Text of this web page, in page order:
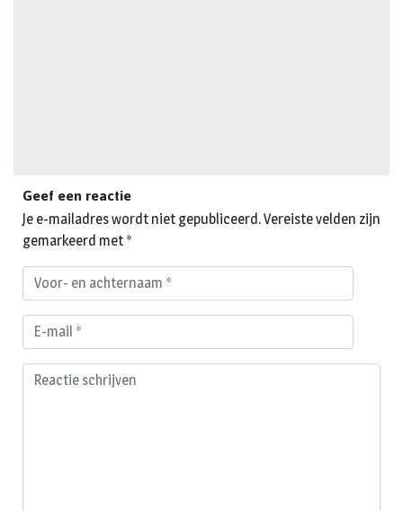
Geef een reactie
Je e-mailadres wordt niet gepubliceerd.Vereiste velden zijn
gemarkeerd met *